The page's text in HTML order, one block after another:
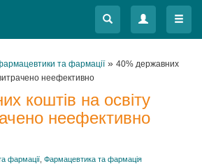
Меню
Меню
та фармації» 40% державних
неефективно
коштів на освіту
неефективно
фармації Фармацевтика та фармація